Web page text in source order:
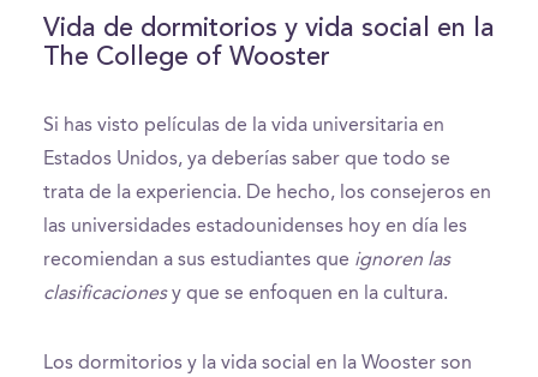
Vida de dormitorios y vida social en la
The College of Wooster
Si has visto películas de la vida universitaria en
Estados Unidos, ya deberías saber que todo se
trata de la experiencia. De hecho, los consejeros en
las universidades estadounidenses hoy en día les
recomiendan a sus estudiantes que ignoren las
clasificacionesy que se enfoquen en la cultura.
Los dormitorios y la vida social en la Wooster son